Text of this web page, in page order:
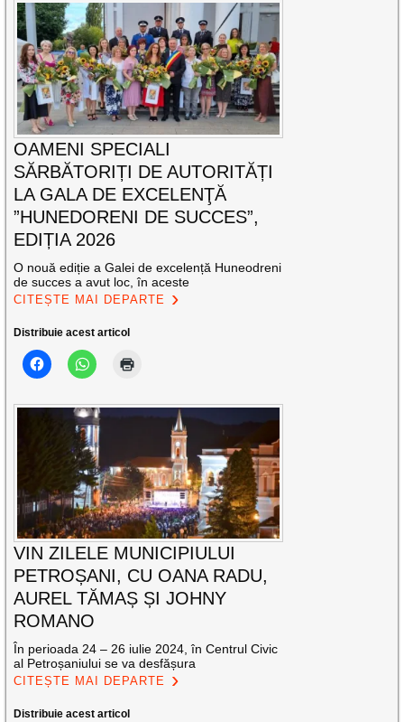
OAMENI SPECIALI
SĂRBĂTORIȚI DE AUTORITĂȚI
LA GALA DE EXCELENŢĂ
”HUNEDORENI DE SUCCES”,
EDIȚIA 2026
O nouă ediție a Galei de excelență Huneodreni
de succes a avut loc, în aceste
CITEȘTE MAI DEPARTE
Distribuie acest articol
VIN ZILELE MUNICIPIULUI
PETROȘANI, CU OANA RADU,
AUREL TĂMAȘ ȘI JOHNY
ROMANO
În perioada 24 – 26 iulie 2024, în Centrul Civic
al Petroșaniului se va desfășura
CITEȘTE MAI DEPARTE
Distribuie acest articol